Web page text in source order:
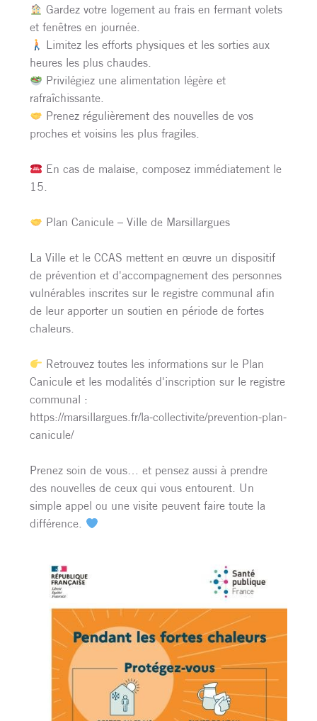
Gardez votre logement au frais en fermant volets
et fenêtres en journée.
Limitez les efforts physiques et les sorties aux
heures les plus chaudes.
Privilégiez une alimentation légère et
rafraîchissante.
Prenez régulièrement des nouvelles de vos
proches et voisins les plus fragiles.
En cas de malaise, composez immédiatement le
15.
Plan Canicule – Ville de Marsillargues
La Ville et le CCAS mettent en œuvre un dispositif
de prévention et d'accompagnement des personnes
vulnérables inscrites sur le registre communal afin
de leur apporter un soutien en période de fortes
chaleurs.
Retrouvez toutes les informations sur le Plan
Canicule et les modalités d'inscription sur le registre
communal :
https://marsillargues.fr/la-collectivite/prevention-plan-
canicule/
Prenez soin de vous… et pensez aussi à prendre
des nouvelles de ceux qui vous entourent. Un
simple appel ou une visite peuvent faire toute la
différence.